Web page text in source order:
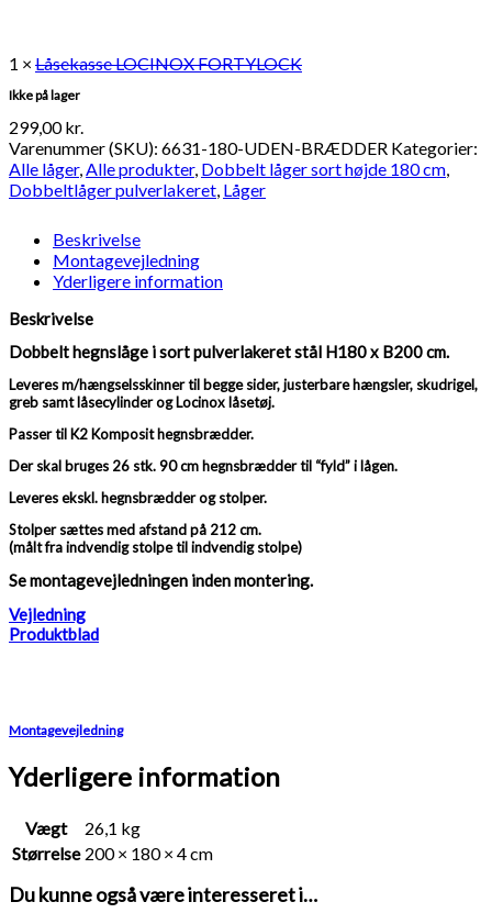
1 × Låsekasse LOCINOX FORTYLOCK
Ikke på lager
299,00kr.
Varenummer (SKU): 6631-180-UDEN-BRÆDDER Kategorier:
Alle låger,Alle produkter, Dobbelt låger sort højde 180 cm,
Dobbeltlåger pulverlakeret, Låger
Beskrivelse
Montagevejledning
Yderligere information
Beskrivelse
Dobbelt hegnslåge i sort pulverlakeret stål H180 x B200 cm.
Leveres m/hængselsskinner til begge sider, justerbare hængsler, skudrigel,
greb samt låsecylinder og Locinox låsetøj.
Passer til K2 Komposit hegnsbrædder.
Der skal bruges 26 stk. 90 cm hegnsbrædder til “fyld” i lågen.
Leveres ekskl. hegnsbrædder og stolper.
Stolper sættes med afstand på 212 cm.
(målt fra indvendig stolpe til indvendig stolpe)
Se montagevejledningen inden montering.
Vejledning
Produktblad
Montagevejledning
Yderligere information
Vægt
26,1 kg
Størrelse 200 × 180 × 4 cm
Du kunne også være interesseret i…